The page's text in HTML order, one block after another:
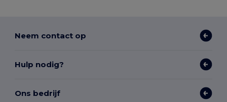
Neem contact op
Hulp nodig?
Ons bedrijf